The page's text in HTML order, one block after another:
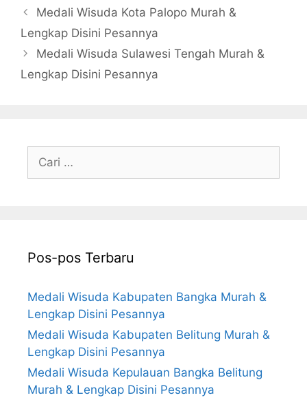
Medali Wisuda Kota Palopo Murah &
Lengkap Disini Pesannya
Medali Wisuda Sulawesi Tengah Murah &
Lengkap Disini Pesannya
untuk:
Pos-pos Terbaru
Medali Wisuda Kabupaten Bangka Murah &
Lengkap Disini Pesannya
Medali Wisuda Kabupaten Belitung Murah &
Lengkap Disini Pesannya
Medali Wisuda Kepulauan Bangka Belitung
Murah & Lengkap Disini Pesannya